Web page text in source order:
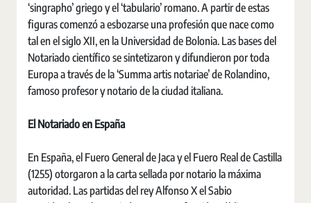
‘singrapho’ griego y el ‘tabulario’ romano. A partir de estas
figuras comenzó a esbozarse una profesión que nace como
tal en el siglo XII, en la Universidad de Bolonia. Las bases del
Notariado científico se sintetizaron y difundieron por toda
Europa a través de la ‘Summa artis notariae’ de Rolandino,
famoso profesor y notario de la ciudad italiana.
El Notariado en España
En España, el Fuero General de Jaca y el Fuero Real de Castilla
(1255) otorgaron a la carta sellada por notario la máxima
autoridad. Las partidas del rey Alfonso X el Sabio